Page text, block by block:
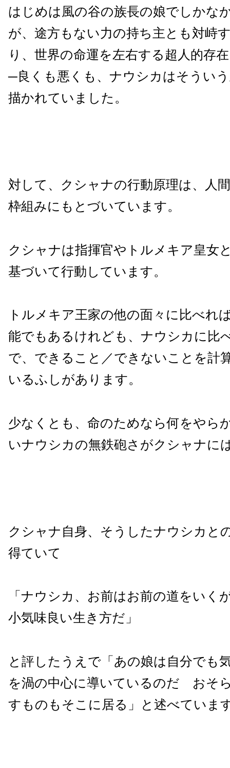
はじめは風の谷の族長の娘でしかな
が、途方もない力の持ち主とも対峙
り、世界の命運を左右する超人的存
─良くも悪くも、ナウシカはそうい
描かれていました。
対して、クシャナの行動原理は、人
枠組みにもとづいています。
クシャナは指揮官やトルメキア皇女
基づいて行動しています。
トルメキア王家の他の面々に比べれ
能でもあるけれども、ナウシカに比
で、できること／できないことを計
いるふしがあります。
少なくとも、命のためなら何をやら
いナウシカの無鉄砲さがクシャナに
クシャナ自身、そうしたナウシカと
得ていて
「ナウシカ、お前はお前の道をい
小気味良い生き方だ」
と評したうえで「あの娘は自分でも
を渦の中心に導いているのだ おそ
すものもそこに居る」と述べていま